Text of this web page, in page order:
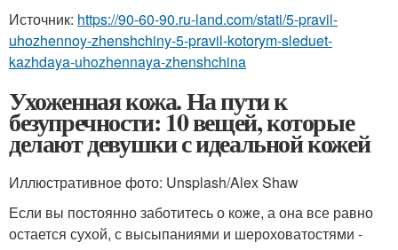
Источник: https://90-60-90.ru-land.com/stati/5-pravil-
uhozhennoy-zhenshchiny-5-pravil-kotorym-sleduet-
kazhdaya-uhozhennaya-zhenshchina
Ухоженная кожа. На пути к
безупречности: 10 вещей, которые
делают девушки с идеальной кожей
Иллюстративное фото: Unsplash/Alex Shaw
Если вы постоянно заботитесь о коже, а она все равно
остается сухой, с высыпаниями и шероховатостями -